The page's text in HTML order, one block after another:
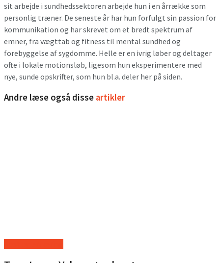
sit arbejde i sundhedssektoren arbejde hun i en årrække som
personlig træner. De seneste år har hun forfulgt sin passion for
kommunikation og har skrevet om et bredt spektrum af
emner, fra vægttab og fitness til mental sundhed og
forebyggelse af sygdomme. Helle er en ivrig løber og deltager
ofte i lokale motionsløb, ligesom hun eksperimentere med
nye, sunde opskrifter, som hun bl.a. deler her på siden.
Andre læse også disse artikler